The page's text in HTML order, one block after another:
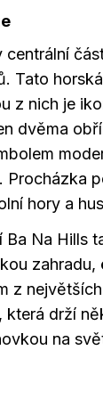
Tato
z nich je
dvěma
hory a
Ba Na Hills
zahradu,
z
která drží
na